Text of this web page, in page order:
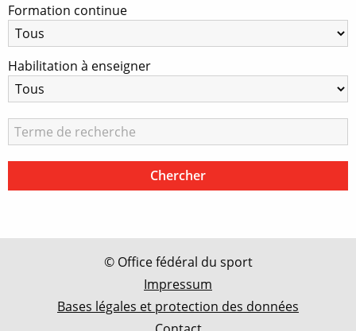
Formation continue
Habilitation à enseigner
© Office fédéral du sport
Impressum
Bases légales et protection des données